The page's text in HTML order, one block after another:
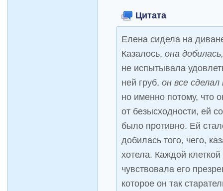
Цитата
Елена сидела на
Казалось,она
не испытывала
ней груб,он все
но именно потому, что
от безысходности, ей
было противно. Ей
добилась того, чего,
хотела. Каждой
чувствовала его
которое он так